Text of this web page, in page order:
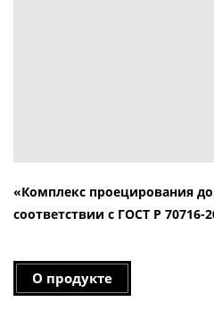
«Комплекс проецирования
соответствии с ГОСТ Р 70716-
О продукте